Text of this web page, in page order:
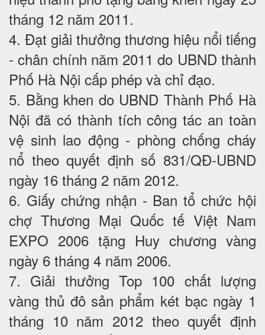
tháng 12 năm 2011.
4. Đạt giải thưởng thương hiệu nổi tiếng
- chân chính năm 2011 do UBND thành
Phố Hà Nội cấp phép và chỉ đạo.
5. Bằng khen do UBND Thành Phố Hà
Nội đã có thành tích công tác an toàn
vệ sinh lao động - phòng chống cháy
nổ theo quyết định số 831/QĐ-UBND
ngày 16 tháng 2 năm 2012.
6. Giấy chứng nhận - Ban tổ chức hội
chợ Thương Mại Quốc tế Việt Nam
EXPO 2006 tặng Huy chương vàng
ngày 6 tháng 4 năm 2006.
7. Giải thưởng Top 100 chất lượng
vàng thủ đô sản phẩm két bạc ngày 1
tháng 10 năm 2012 theo quyết định